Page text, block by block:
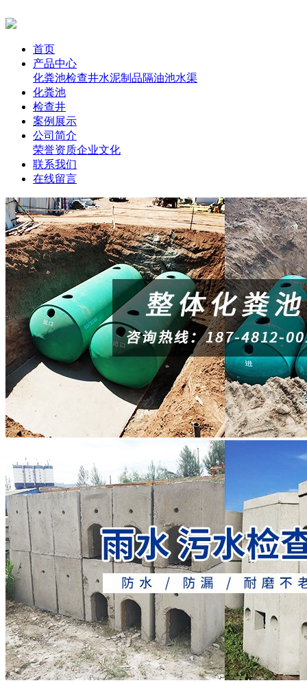
首页
产品中心
化粪池检查井水泥制品隔油池水渠
化粪池
检查井
案例展示
公司简介
荣誉资质企业文化
联系我们
在线留言